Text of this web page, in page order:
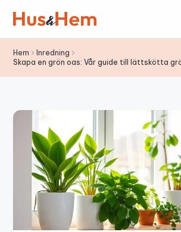
Hem
Inredning
Skapa en grön oas: Vår guide till lättskötta